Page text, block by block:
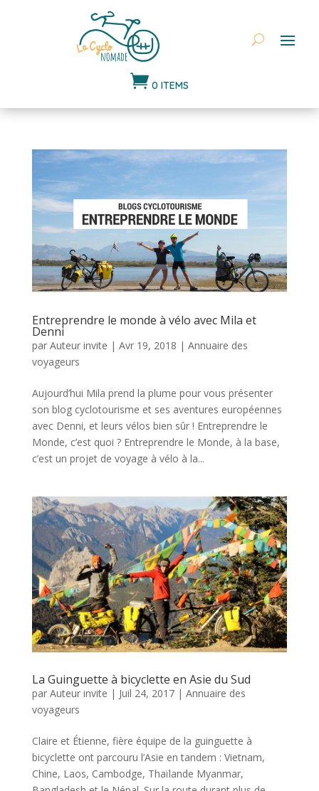
 0 ITEMS
Entreprendre le monde à vélo avec Mila et
Denni
par Auteur invite | Avr 19, 2018 | Annuaire des
voyageurs
Aujourd’hui Mila prend la plume pour vous présenter
son blog cyclotourisme et ses aventures européennes
avec Denni, et leurs vélos bien sûr ! Entreprendre le
Monde, c’est quoi ? Entreprendre le Monde, à la base,
c’est un projet de voyage à vélo à la...
La Guinguette à bicyclette en Asie du Sud
par Auteur invite | Juil 24, 2017| Annuaire des
voyageurs
Claire et Étienne, fière équipe de la guinguette à
bicyclette ont parcouru l’Asie en tandem : Vietnam,
Chine, Laos, Cambodge, Thaïlande Myanmar,